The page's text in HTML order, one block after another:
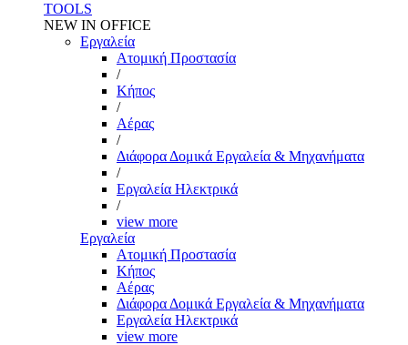
TOOLS
NEW IN OFFICE
Εργαλεία
Aτομική Προστασία
/
Kήπος
/
Αέρας
/
Διάφορα Δομικά Εργαλεία & Μηχανήματα
/
Εργαλεία Ηλεκτρικά
/
view more
Εργαλεία
Aτομική Προστασία
Kήπος
Αέρας
Διάφορα Δομικά Εργαλεία & Μηχανήματα
Εργαλεία Ηλεκτρικά
view more